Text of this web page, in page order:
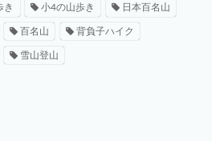
き 小4の山歩き 日本百名山
百名山 背負子ハイク
雪山登山